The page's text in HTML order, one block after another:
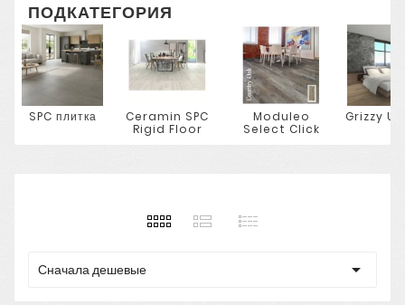
ПОДКАТЕГОРИЯ
SPC плитка
Ceramin SPC
Rigid Floor
Moduleo
Select Click
Grizzy
Сначала дешевые 